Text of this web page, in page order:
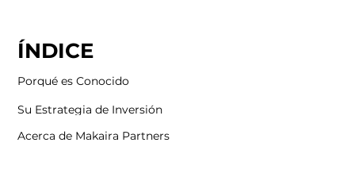
ÍNDICE
Porqué es Conocido
Su Estrategia de Inversión
Acerca de Makaira Partners